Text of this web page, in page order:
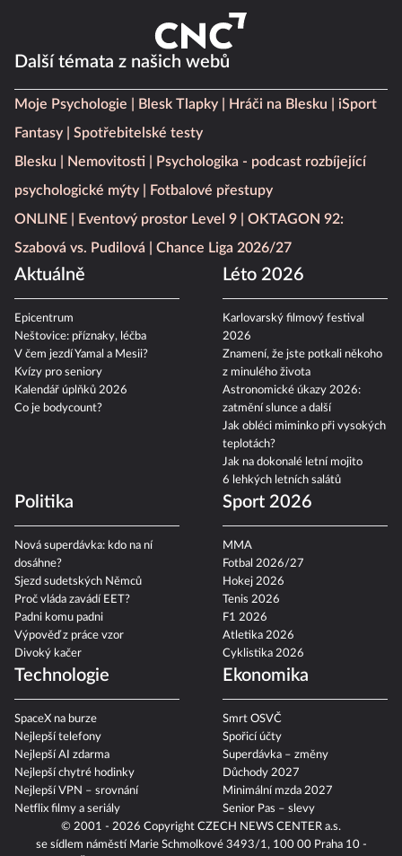
© 2001 - 2026 Copyright CZECH NEWS CENTER a.s.
se sídlem náměstí Marie Schmolkové 3493/1, 100 00 Praha 10 -
Další témata z našich webů
Moje Psychologie Blesk Tlapky Hráči na Blesku
iSport
Fantasy
Spotřebitelské testy
Blesku
Nemovitosti
Psychologika - podcast rozbíjející
psychologické mýty
Fotbalové přestupy
ONLINE
Eventový prostor Level 9
OKTAGON 92:
Szabová vs. Pudilová
Chance Liga 2026/27
Aktuálně
Epicentrum
Neštovice: příznaky, léčba
V čem jezdí Yamal a Mesii?
Kvízy pro seniory
Kalendář úplňků 2026
Co je bodycount?
Léto 2026
Karlovarský filmový festival
2026
Znamení, že jste potkali někoho
z minulého života
Astronomické úkazy 2026:
zatmění slunce a další
Jak obléci miminko při vysokých
teplotách?
Jak na dokonalé letní mojito
6 lehkých letních salátů
Politika
Nová superdávka: kdo na ní
dosáhne?
Sjezd sudetských Němců
Proč vláda zavádí EET?
Padni komu padni
Výpověď z práce vzor
Divoký kačer
Sport 2026
MMA
Fotbal 2026/27
Hokej 2026
Tenis 2026
F1 2026
Atletika 2026
Cyklistika 2026
Technologie
SpaceX na burze
Nejlepší telefony
Nejlepší AI zdarma
Nejlepší chytré hodinky
Nejlepší VPN – srovnání
Netflix filmy a seriály
Ekonomika
Smrt OSVČ
Spořicí účty
Superdávka – změny
Důchody 2027
Minimální mzda 2027
Senior Pas – slevy